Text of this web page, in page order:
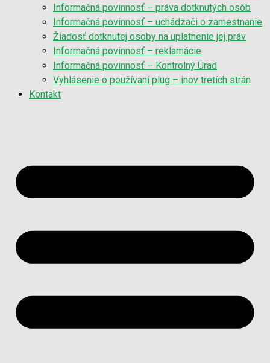
Informačná povinnosť – práva dotknutých osôb
Informačná povinnosť – uchádzači o zamestnanie
Žiadosť dotknutej osoby na uplatnenie jej práv
Informačná povinnosť – reklamácie
Informačná povinnosť – Kontrolný Úrad
Vyhlásenie o používaní plug – inov tretích strán
Kontakt